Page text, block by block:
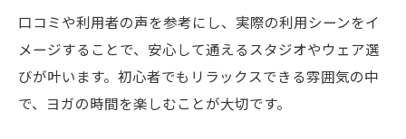
口コミや利用者の声を参考にし、実際の利用シーンをイ
メージすることで、安心して通えるスタジオやウェア選
びが叶います。初心者でもリラックスできる雰囲気の中
で、ヨガの時間を楽しむことが大切です。